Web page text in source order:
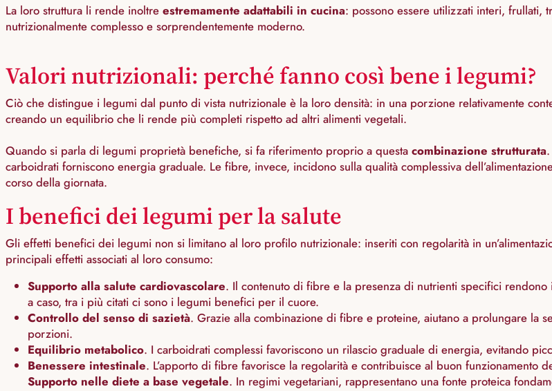
La loro struttura li rende inoltre estremamente adattabili in cucina: possono essere utilizzati interi, frullati,
nutrizionalmente complesso e sorprendentemente moderno.
Valori nutrizionali: perché fanno così bene i legumi?
Ciò che distingue i legumi dal punto di vista nutrizionale è la loro densità: in una porzione relativamente
creando un equilibrio che li rende più completi rispetto ad altri alimenti vegetali.
Quando si parla di legumi proprietà benefiche, si fa riferimento proprio a questa combinazione strutturata
carboidrati forniscono energia graduale. Le fibre, invece, incidono sulla qualità complessiva
corso della giornata.
I benefici dei legumi per la salute
Gli effetti benefici dei legumi non si limitano al loro profilo nutrizionale: inseriti con regolarità in
principali effetti associati al loro consumo:
Supporto alla salute cardiovascolare. Il contenuto di fibre e la presenza di nutrienti specifici
a caso, tra i più citati ci sono i legumi benefici per il cuore.
Controllo del senso di sazietà. Grazie alla combinazione di fibre e proteine, aiutano a prolungare la
porzioni.
Equilibrio metabolico. I carboidrati complessi favoriscono un rilascio graduale di energia, evitando
Benessere intestinale. L’apporto di fibre favorisce la regolarità e contribuisce al buon funzionamento
Supporto nelle diete a base vegetale. In regimi vegetariani, rappresentano una fonte proteica